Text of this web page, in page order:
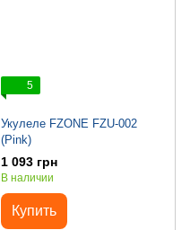
5
Укулеле FZONE FZU-002
(Pink)
1 093 грн
В наличии
Купить